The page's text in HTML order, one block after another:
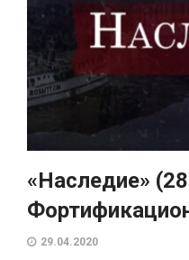
«Наследие»
29.04.2020